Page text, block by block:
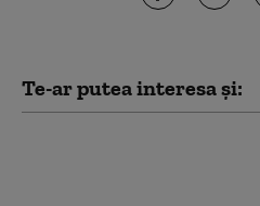
Te-ar putea interesa și: